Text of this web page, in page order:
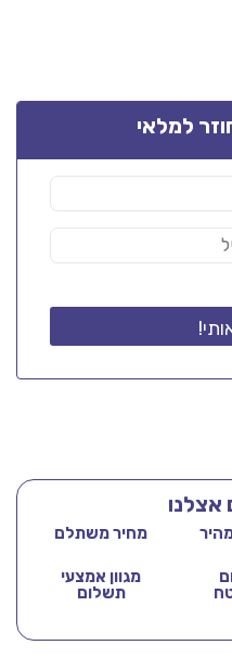
למלאי
אצלנו
מחיר משתלם
מגוון אמצעי
תשלום